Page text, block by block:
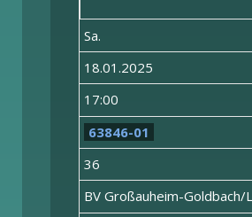
Sa.
18.01.2025
17:00
63846-01
36
BV Großauheim-Goldbach/